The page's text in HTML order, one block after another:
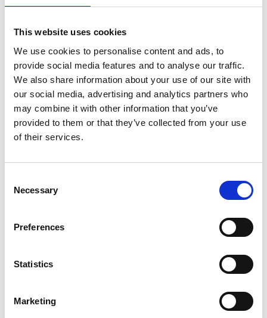
This website uses cookies
We use cookies to personalise content and ads, to
provide social media features and to analyse our traffic.
We also share information about your use of our site with
our social media, advertising and analytics partners who
may combine it with other information that you’ve
provided to them or that they’ve collected from your use
of their services.
Selection
Necessary
Preferences
Statistics
Marketing
Esiopetukseen
ilmoittautuminen
lukuvuodelle 2026-2027
Perusopetuslain alaiseen esiopetukseen osallistuvat vuonna
2020 syntyneet lapset. Ilmoittautuminen tehdään 8.3.2026
mennessä Ristijärven kunnan sivuilta löytyvän sähköisen
https://www.ristijarvi.fi/lomakkeet.html
kuljetukseen on tarve. Esiopetuksen oppilailla on oikeus
jos matka on lapselle liian vaikea, rasittava tai vaarallinen.
täydentävään varhaiskasvatukseen, pyydämme tekemään